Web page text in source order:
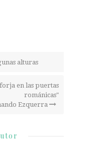
alturas
en las puertas
románicas"
Ezquerra